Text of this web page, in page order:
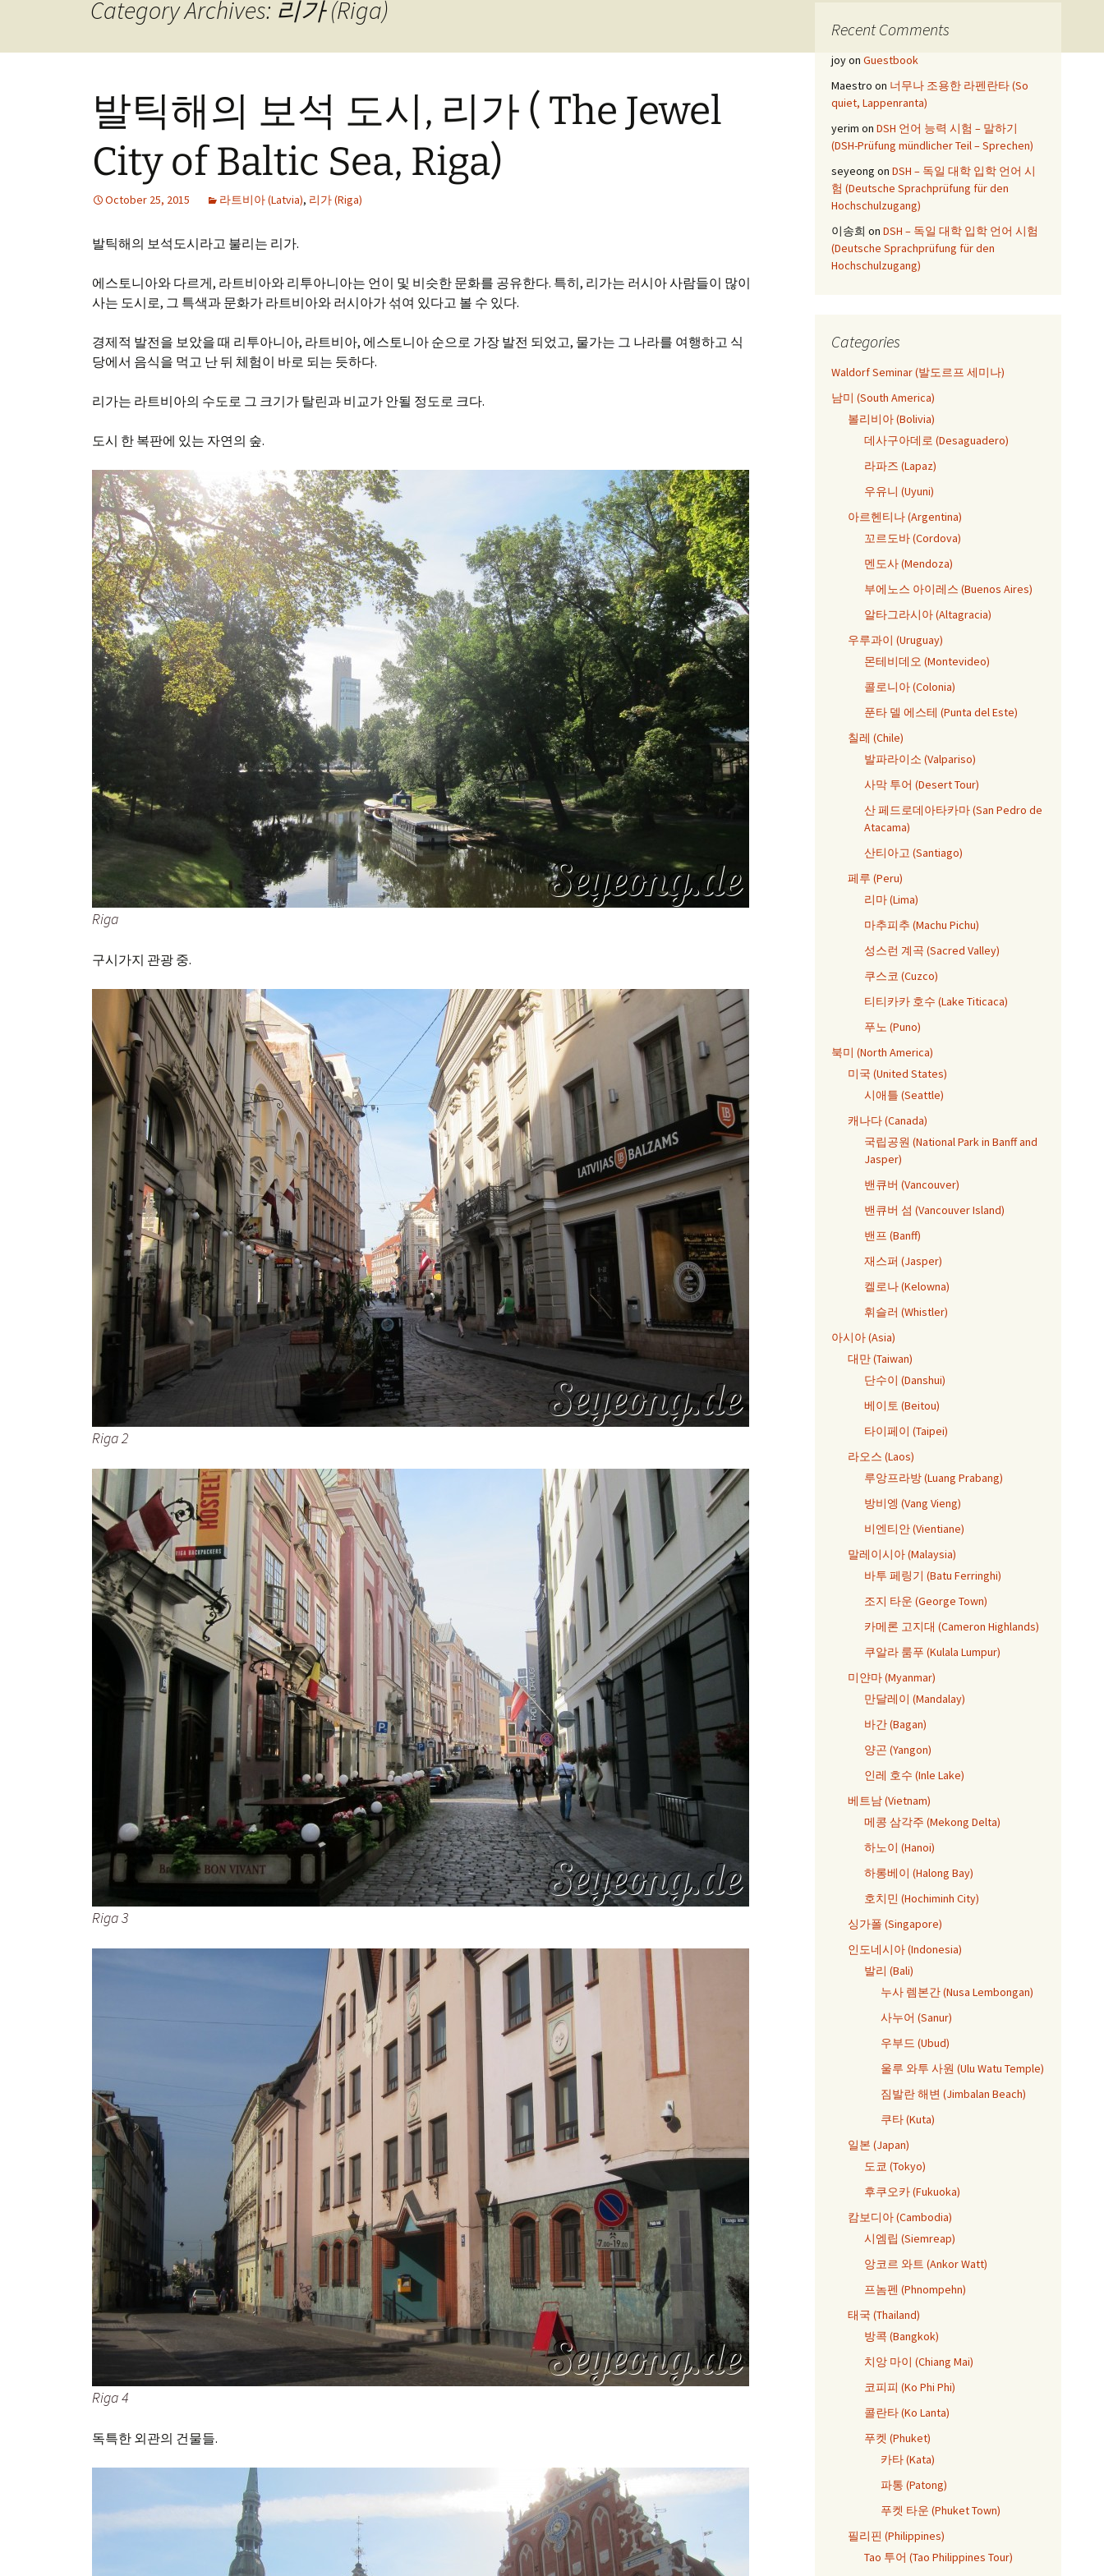
Category Archives: 리가 (Riga)
발틱해의 보석 도시, 리가 ( The Jewel
City of Baltic Sea, Riga)
October 25, 2015 라트비아 (Latvia), 리가 (Riga)
발틱해의 보석도시라고 불리는 리가.
에스토니아와 다르게, 라트비아와 리투아니아는 언이 및 비슷한 문화를 공유한다. 특히, 리가는 러시아 사람들이 많이
사는 도시로, 그 특색과 문화가 라트비아와 러시아가 섞여 있다고 볼 수 있다.
경제적 발전을 보았을 때 리투아니아, 라트비아, 에스토니아 순으로 가장 발전 되었고, 물가는 그 나라를 여행하고 식
당에서 음식을 먹고 난 뒤 체험이 바로 되는 듯하다.
리가는 라트비아의 수도로 그 크기가 탈린과 비교가 안될 정도로 크다.
도시 한 복판에 있는 자연의 숲.
Riga
구시가지 관광 중.
Riga 2
Riga 3
Riga 4
독특한 외관의 건물들.
Recent Comments
joyon Guestbook
Maestro on 너무나 조용한 라펜란타 (So
quiet, Lappenranta)
yerim on DSH 언어 능력 시험 – 말하기
(DSH-Prüfung mündlicher Teil – Sprechen)
seyeong on DSH – 독일 대학 입학 언어 시
험 (Deutsche Sprachprüfung für den
Hochschulzugang)
이송희 on DSH – 독일 대학 입학 언어 시험
(Deutsche Sprachprüfung für den
Hochschulzugang)
Categories
Waldorf Seminar (발도르프 세미나)
남미 (South America)
볼리비아 (Bolivia)
데사구아데로 (Desaguadero)
라파즈 (Lapaz)
우유니 (Uyuni)
아르헨티나 (Argentina)
꼬르도바 (Cordova)
멘도사 (Mendoza)
부에노스 아이레스 (Buenos Aires)
알타그라시아 (Altagracia)
우루과이 (Uruguay)
몬테비데오 (Montevideo)
콜로니아 (Colonia)
푼타 델 에스테 (Punta del Este)
칠레 (Chile)
발파라이소 (Valpariso)
사막 투어 (Desert Tour)
산 페드로데아타카마 (San Pedro de
Atacama)
산티아고 (Santiago)
페루 (Peru)
리마 (Lima)
마추피추 (Machu Pichu)
성스런 계곡 (Sacred Valley)
쿠스코 (Cuzco)
티티카카 호수 (Lake Titicaca)
푸노 (Puno)
북미 (North America)
미국 (United States)
시애틀 (Seattle)
캐나다 (Canada)
국립공원 (National Park in Banff and
Jasper)
밴큐버 (Vancouver)
밴큐버 섬 (Vancouver Island)
밴프 (Banff)
재스퍼 (Jasper)
켈로나 (Kelowna)
휘슬러 (Whistler)
아시아 (Asia)
대만 (Taiwan)
단수이 (Danshui)
베이토 (Beitou)
타이페이 (Taipei)
라오스 (Laos)
루앙프라방 (Luang Prabang)
방비엥 (Vang Vieng)
비엔티안 (Vientiane)
말레이시아 (Malaysia)
바투 페링기 (Batu Ferringhi)
조지 타운 (George Town)
카메론 고지대 (Cameron Highlands)
쿠알라 룸푸 (Kulala Lumpur)
미얀마 (Myanmar)
만달레이 (Mandalay)
바간 (Bagan)
양곤 (Yangon)
인레 호수 (Inle Lake)
베트남 (Vietnam)
메콩 삼각주 (Mekong Delta)
하노이 (Hanoi)
하롱베이 (Halong Bay)
호치민 (Hochiminh City)
싱가폴 (Singapore)
인도네시아 (Indonesia)
발리 (Bali)
누사 렘본간 (Nusa Lembongan)
사누어 (Sanur)
우부드 (Ubud)
울루 와투 사원 (Ulu Watu Temple)
짐발란 해변 (Jimbalan Beach)
쿠타 (Kuta)
일본 (Japan)
도쿄 (Tokyo)
후쿠오카 (Fukuoka)
캄보디아 (Cambodia)
시엠립 (Siemreap)
앙코르 와트 (Ankor Watt)
프놈펜 (Phnompehn)
태국 (Thailand)
방콕 (Bangkok)
치앙 마이 (Chiang Mai)
코피피 (Ko Phi Phi)
콜란타 (Ko Lanta)
푸켓 (Phuket)
카타 (Kata)
파통 (Patong)
푸켓 타운 (Phuket Town)
필리핀 (Philippines)
Tao 투어 (Tao Philippines Tour)